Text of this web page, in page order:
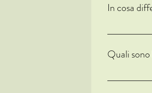
In cosa
Il Metodo
Quali
Il Metodo